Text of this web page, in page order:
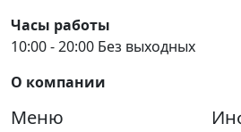
Часы работы
10:00 - 20:00 Без выходных
О компании
Меню